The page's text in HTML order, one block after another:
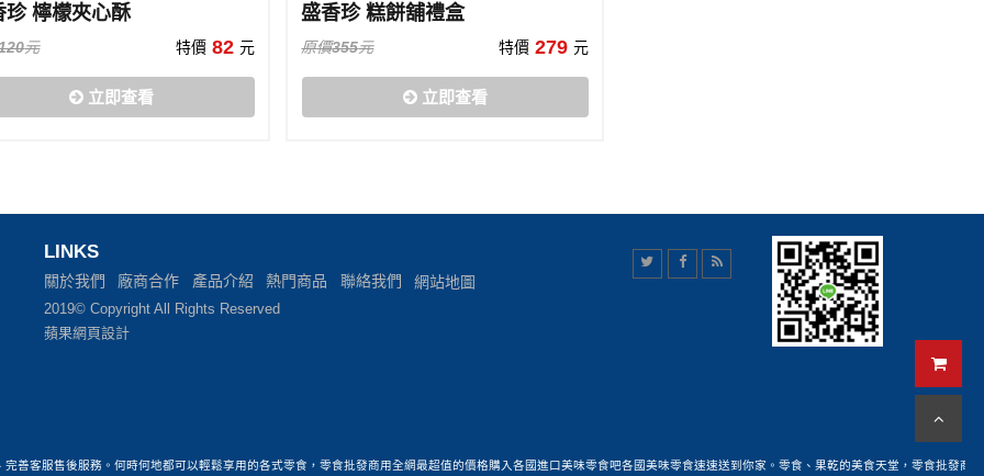
珍 檸檬夾心酥
元 特價 82 元
立即查看
盛香珍 糕餅舖禮盒
原價355元 特價 279 元
立即查看
LINKS
關於我們 廠商合作 產品介紹 熱門商品 聯絡我們 網站地圖
2019© Copyright All Rights Reserved
蘋果網頁設計
客服售後服務。何時何地都可以輕鬆享用的各式零食，零食批發商用全網最超值的價格購入各國進口美味零食吧各國美味零食速速送到你家。零食、果乾的美食天堂，零食批發商各